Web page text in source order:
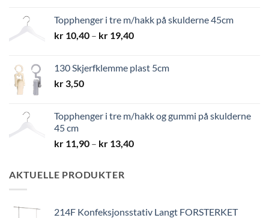
kr 8,40
Topphenger i tre m/hakk på skulderne 45cm
kr 10,40 – kr 19,40Prisområde:
kr 19,40
130 Skjerfklemme plast 5cm
kr 3,50
Topphenger i tre m/hakk og gummi på skulderne
45 cm
kr 11,90 – kr 13,40Prisområde:
AKTUELLE PRODUKTER
214F Konfeksjonsstativ Langt FORSTERKET